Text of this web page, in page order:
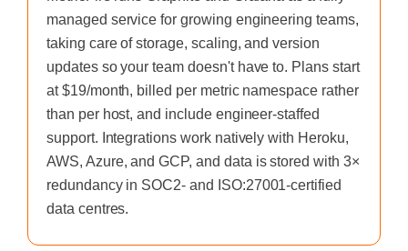
managed service for growing engineering teams,
taking care of storage, scaling, and version
updates so your team doesn't have to. Plans start
at $19/month, billed per metric namespace rather
than per host, and include engineer-staffed
support. Integrations work natively with Heroku,
AWS, Azure, and GCP, and data is stored with 3×
redundancy in SOC2- and ISO:27001-certified
data centres.